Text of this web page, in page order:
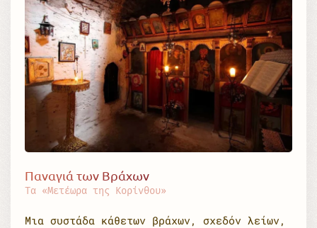
Παναγιά των Βράχων
Τα «Μετέωρα της Κορίνθου»
Μια συστάδα κάθετων βράχων, σχεδόν λείων,